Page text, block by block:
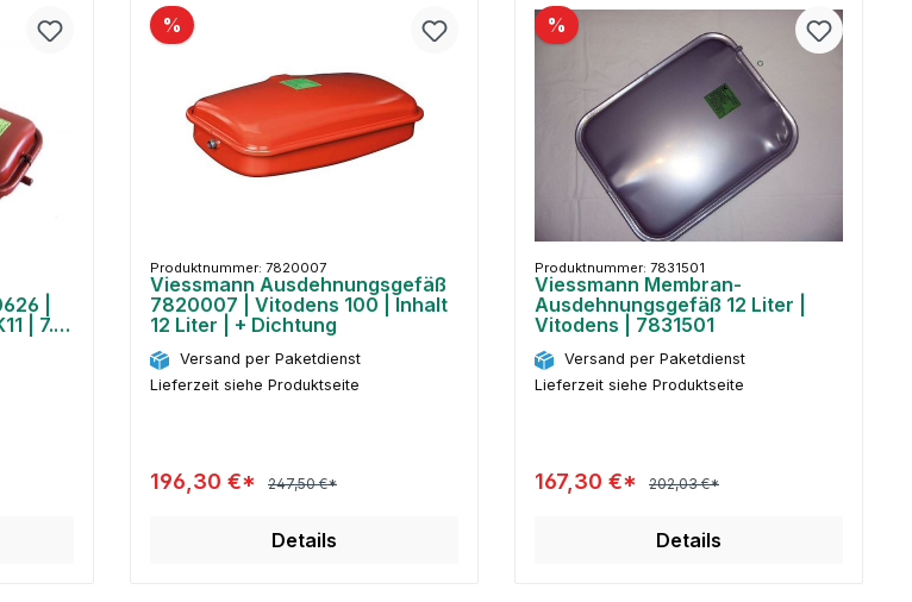
|
| 7.5
%
Produktnummer: 7820007
Viessmann Ausdehnungsgefäß
7820007 | Vitodens 100 | Inhalt
12 Liter | + Dichtung
Versand per Paketdienst
Lieferzeit siehe Produktseite
196,30 €* 247,50 €*
Details
%
Produktnummer: 7831501
Viessmann Membran-
Ausdehnungsgefäß 12 Liter |
Vitodens | 7831501
Versand per Paketdienst
Lieferzeit siehe Produktseite
167,30 €* 202,03 €*
Details